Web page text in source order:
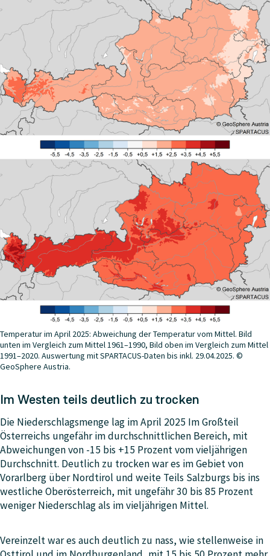
Temperatur im April 2025: Abweichung der Temperatur vom Mittel. Bild
unten im Vergleich zum Mittel 1961–1990, Bild oben im Vergleich zum Mittel
1991–2020. Auswertung mit SPARTACUS-Daten bis inkl. 29.04.2025. ©
GeoSphere Austria.
Im Westen teils deutlich zu trocken
Die Niederschlagsmenge lag im April 2025 Im Großteil
Österreichs ungefähr im durchschnittlichen Bereich, mit
Abweichungen von -15 bis +15 Prozent vom vieljährigen
Durchschnitt. Deutlich zu trocken war es im Gebiet von
Vorarlberg über Nordtirol und weite Teils Salzburgs bis ins
westliche Oberösterreich, mit ungefähr 30 bis 85 Prozent
weniger Niederschlag als im vieljährigen Mittel.
Vereinzelt war es auch deutlich zu nass, wie stellenweise in